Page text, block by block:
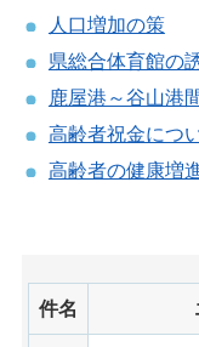
人口増加の策
県総合体育館の
鹿屋港～谷山港
高齢者祝金につ
高齢者の健康増
件名